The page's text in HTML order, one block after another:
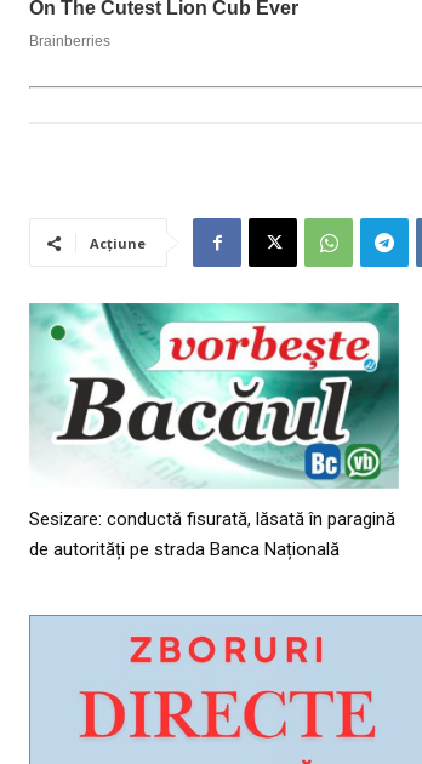
Acțiune
Sesizare: conductă fisurată, lăsată în paragină
de autorități pe strada Banca Națională